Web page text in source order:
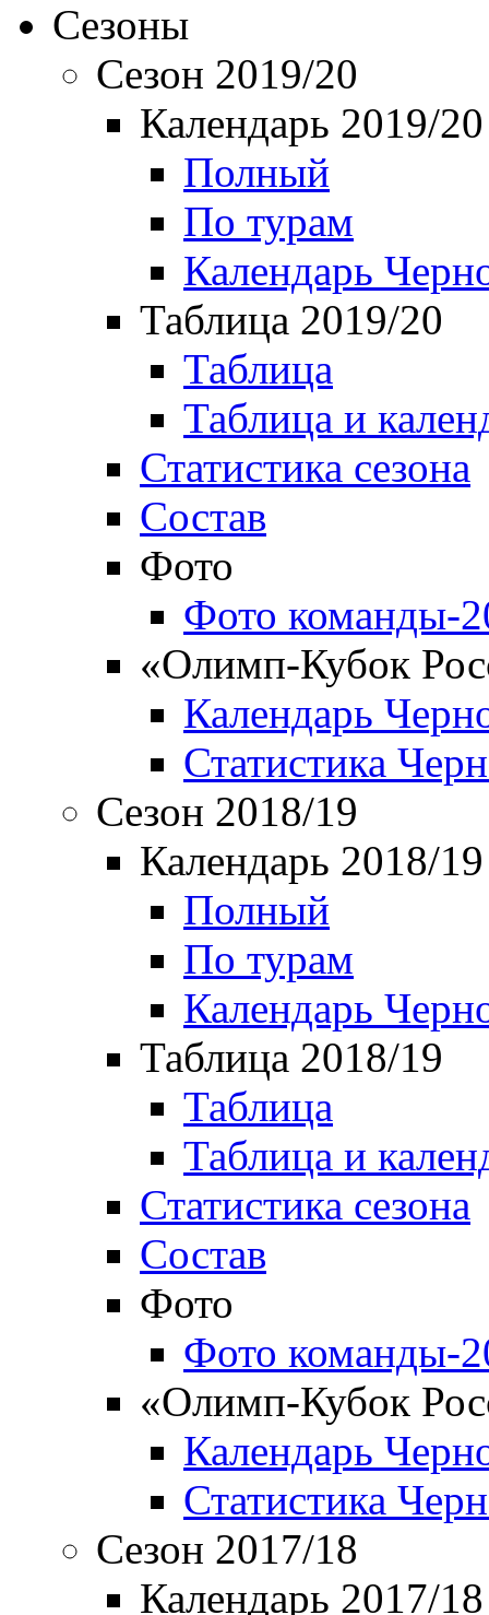
Сезоны
Сезон 2019/20
Календарь 2019/20
Полный
По турам
Календарь
Таблица 2019/20
Таблица
Таблица и
Статистика сезона
Состав
Фото
Фото команды-
«Олимп-Кубок
Календарь
Статистика
Сезон 2018/19
Календарь 2018/19
Полный
По турам
Календарь
Таблица 2018/19
Таблица
Таблица и
Статистика сезона
Состав
Фото
Фото команды-
«Олимп-Кубок
Календарь
Статистика
Сезон 2017/18
Календарь 2017/18